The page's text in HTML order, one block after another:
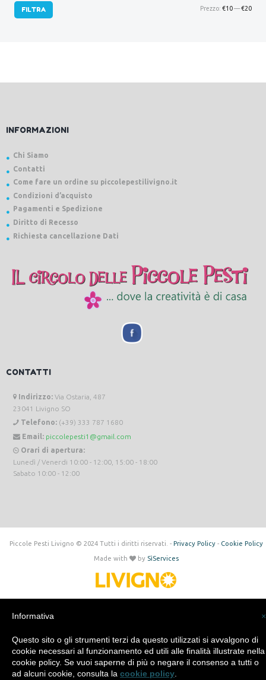
FILTRA Prezzo: €10—€20
INFORMAZIONI
Chi Siamo
Contatti
Come fare un ordine su piccolepestilivigno.it
Condizioni d’acquisto
Pagamenti e Spedizione
Diritto di Recesso
Richiesta cancellazione Dati
CONTATTI
Indirizzo: Via Ostaria, 487
23041 Livigno SO
Telefono: (+39) 333 787 1680
Email: piccolepesti1@gmail.com
Orari di apertura:
Lunedì / Venerdi 10:00 - 12:00, 15:00 - 18:00
Sabato 10:00 - 12:00
Piccole Pesti Livigno © 2024 Tutti i diritti riservati. - Privacy Policy- Cookie Policy
Made with by SìServices
×
Informativa
Questo sito o gli strumenti terzi da questo utilizzati si avvalgono di
cookie necessari al funzionamento ed utili alle finalità illustrate nella
cookie policy. Se vuoi saperne di più o negare il consenso a tutti o
ad alcuni cookie, consulta la cookie policy